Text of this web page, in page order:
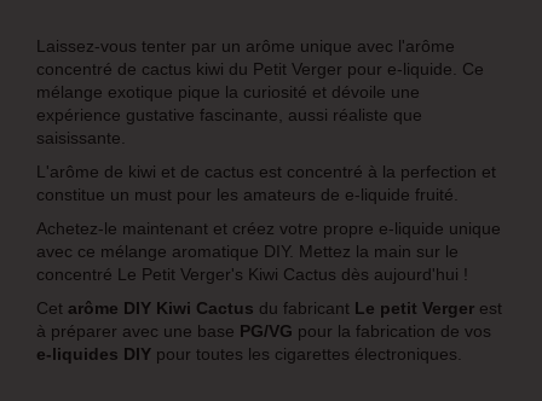
Laissez-vous tenter par un arôme unique avec l'arôme
concentré de cactus kiwi du Petit Verger pour e-liquide. Ce
mélange exotique pique la curiosité et dévoile une
expérience gustative fascinante, aussi réaliste que
saisissante.
L'arôme de kiwi et de cactus est concentré à la perfection et
constitue un must pour les amateurs de e-liquide fruité.
Achetez-le maintenant et créez votre propre e-liquide unique
avec ce mélange aromatique DIY. Mettez la main sur le
concentré Le Petit Verger's Kiwi Cactus dès aujourd'hui !
Cet arôme DIY Kiwi Cactus du fabricant Le petit Verger est
à préparer avec une base PG/VG pour la fabrication de vos
e-liquides DIY pour toutes les cigarettes électroniques.